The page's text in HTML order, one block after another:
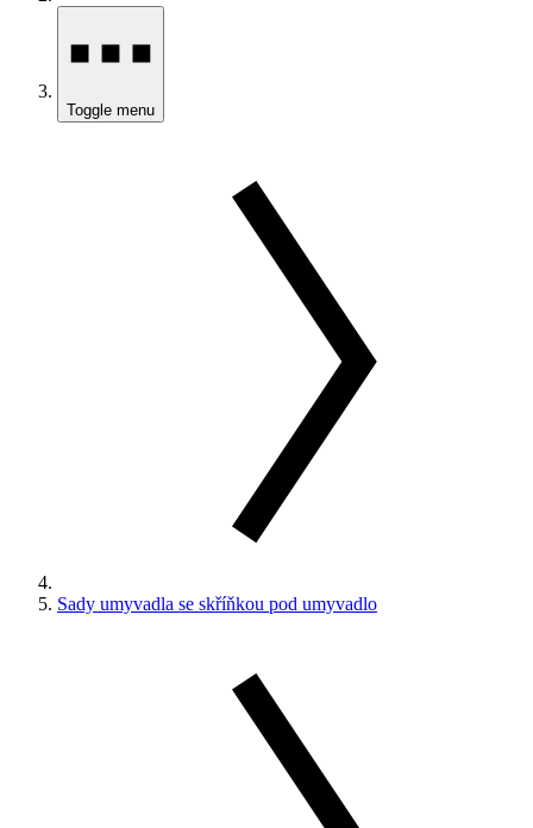
Toggle menu
Sady umyvadla se skříňkou pod umyvadlo